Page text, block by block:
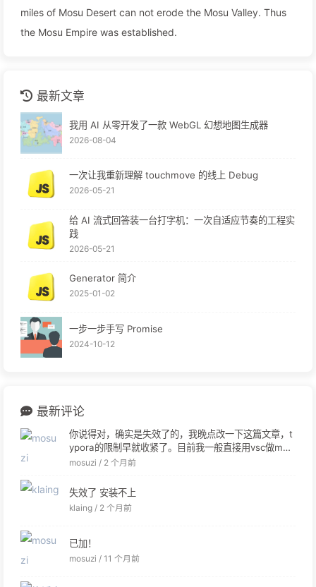
miles of Mosu Desert can not erode the Mosu Valley. Thus
the Mosu Empire was established.
最新文章
我用 AI 从零开发了一款 WebGL 幻想地图生成器
2026-08-04
一次让我重新理解 touchmove 的线上 Debug
2026-05-21
给 AI 流式回答装一台打字机：一次自适应节奏的工程实
践
2026-05-21
Generator 简介
2025-01-02
一步一步手写 Promise
2024-10-12
最新评论
你说得对，确实是失效了的，我晚点改一下这篇文章，t
ypora的限制早就收紧了。目前我一般直接用vsc做md
编辑器。
mosuzi / 2 个月前
失效了 安装不上
klaing / 2 个月前
已加！
mosuzi / 11 个月前